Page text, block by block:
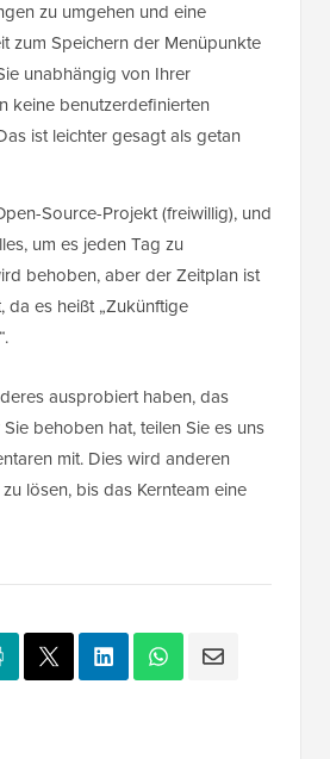
zum Speichern der Menüpunkte
unabhängig von Ihrer
benutzerdefinierten
ist leichter gesagt als getan
um es jeden Tag zu
behoben, aber der Zeitplan ist
da es heißt „Zukünftige
behoben hat, teilen Sie es uns
mit. Dies wird anderen
lösen, bis das Kernteam eine